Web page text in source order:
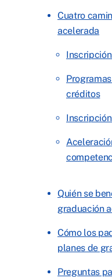
Cuatro
acelerada
créditos
Quién se
graduación
Cómo los
planes de
Preguntas